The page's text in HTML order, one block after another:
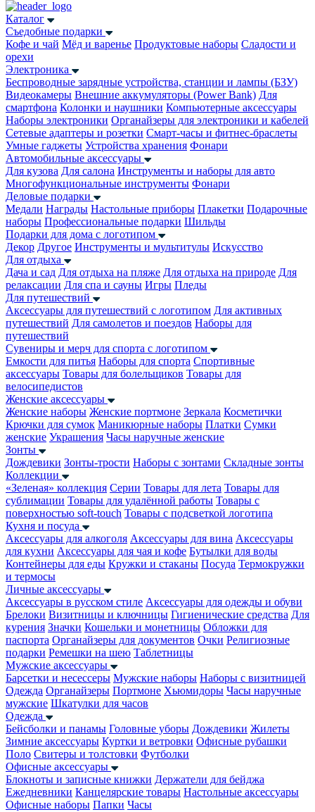
Каталог
Съедобные подарки
Кофе и чай Мёд и варенье Продуктовые наборы Сладости и
орехи
Электроника
Беспроводные зарядные устройства, станции и лампы (БЗУ)
Видеокамеры Внешние аккумуляторы (Power Bank) Для
смартфона Колонки и наушники Компьютерные аксессуары
Наборы электроники Органайзеры для электроники и кабелей
Сетевые адаптеры и розетки Смарт-часы и фитнес-браслеты
Умные гаджеты Устройства хранения Фонари
Автомобильные аксессуары
Для кузова Для салона Инструменты и наборы для авто
Многофункциональные инструменты Фонари
Деловые подарки
Медали Награды Настольные приборы Плакетки Подарочные
наборы Профессиональные подарки Шильды
Подарки для дома с логотипом
Декор Другое Инструменты и мультитулы Искусство
Для отдыха
Дача и сад Для отдыха на пляже Для отдыха на природе Для
релаксации Для спа и сауны Игры Пледы
Для путешествий
Аксессуары для путешествий с логотипом Для активных
путешествий Для самолетов и поездов Наборы для
путешествий
Сувениры и мерч для спорта с логотипом
Емкости для питья Наборы для спорта Спортивные
аксессуары Товары для болельщиков Товары для
велосипедистов
Женские аксессуары
Женские наборы Женские портмоне Зеркала Косметички
Крючки для сумок Маникюрные наборы Платки Сумки
женские Украшения Часы наручные женские
Зонты
Дождевики Зонты-трости Наборы с зонтами Складные зонты
Коллекции
«Зеленая» коллекция Серии Товары для лета Товары для
сублимации Товары для удалённой работы Товары с
поверхностью soft-touch Товары с подсветкой логотипа
Кухня и посуда
Аксессуары для алкоголя Аксессуары для вина Аксессуары
для кухни Аксессуары для чая и кофе Бутылки для воды
Контейнеры для еды Кружки и стаканы Посуда Термокружки
и термосы
Личные аксессуары
Аксессуары в русском стиле Аксессуары для одежды и обуви
Брелоки Визитницы и ключницы Гигиенические средства Для
курения Значки Кошельки и монетницы Обложки для
паспорта Органайзеры для документов Очки Религиозные
подарки Ремешки на шею Таблетницы
Мужские аксессуары
Барсетки и несессеры Мужские наборы Наборы с визитницей
Одежда Органайзеры Портмоне Хьюмидоры Часы наручные
мужские Шкатулки для часов
Одежда
Бейсболки и панамы Головные уборы Дождевики Жилеты
Зимние аксессуары Куртки и ветровки Офисные рубашки
Поло Свитеры и толстовки Футболки
Офисные аксессуары
Блокноты и записные книжки Держатели для бейджа
Ежедневники Канцелярские товары Настольные аксессуары
Офисные наборы Папки Часы